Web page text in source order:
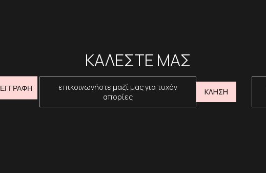
ΕΓΓΡΑΦΗ
ΚΑΛΕΣΤΕ ΜΑΣ
επικοινωνήστε μαζί μας για τυχόν
απορίες
ΚΛΗΣΗ